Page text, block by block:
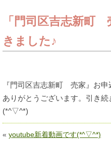
「門司区吉志新町
きました♪
『門司区吉志新町 売家』お申
ありがとうございます。引き
(*^▽^*)
« youtube新着動画です(*^▽^*)